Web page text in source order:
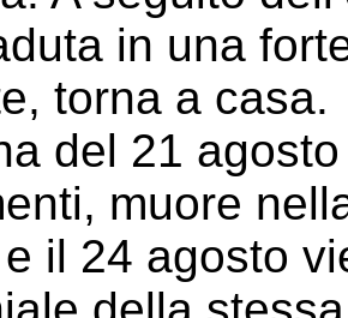
in una
torna a casa.
del 21
muore
il 24 agosto